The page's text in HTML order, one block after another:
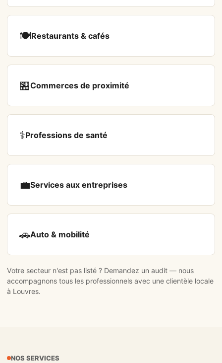
🍽️Restaurants & cafés
🏪Commerces de proximité
⚕️Professions de santé
💼Services aux entreprises
🚗Auto & mobilité
Votre secteur n'est pas listé ? Demandez un audit — nous
accompagnons tous les professionnels avec une clientèle locale
à Louvres.
NOS SERVICES